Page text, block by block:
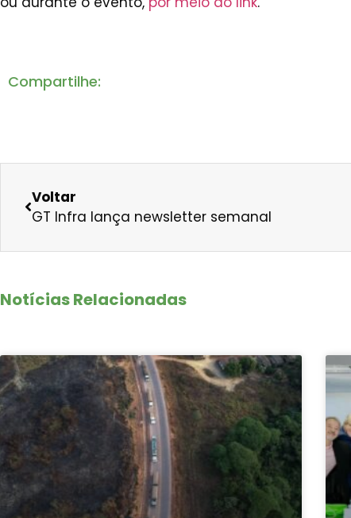
Compartilhe:
Voltar
GT Infra lança newsletter semanal
Notícias Relacionadas